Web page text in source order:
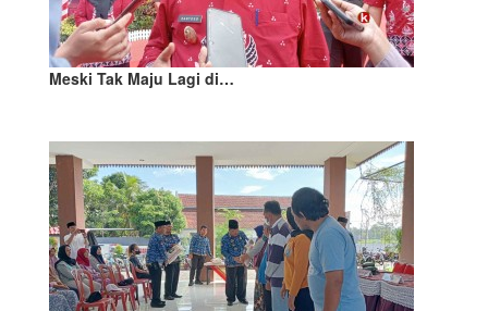
Meski Tak Maju Lagi di…